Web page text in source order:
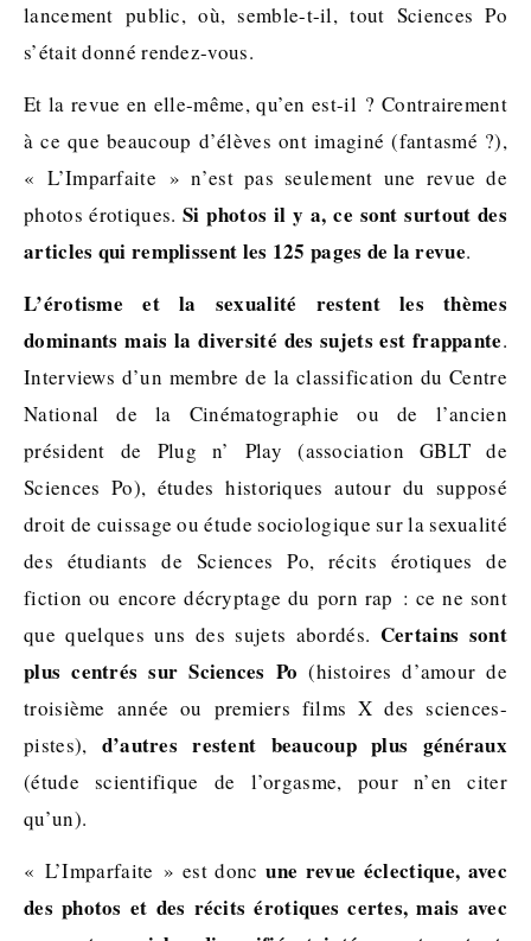
lancement public, où, semble-t-il, tout Sciences Po
s’était donné rendez-vous.
Et la revue en elle-même, qu’en est-il ? Contrairement
à ce que beaucoup d’élèves ont imaginé (fantasmé ?),
« L’Imparfaite » n’est pas seulement une revue de
photos érotiques.Si photos il y a, ce sont surtout des
articles qui remplissent les 125 pages de la revue.
L’érotisme et la sexualité restent les thèmes
dominants mais la diversité des sujets est frappante.
Interviews d’un membre de la classification du Centre
National de la Cinématographie ou de l’ancien
président de Plug n’ Play (association GBLT de
Sciences Po), études historiques autour du supposé
droit de cuissage ou étude sociologique sur la sexualité
des étudiants de Sciences Po, récits érotiques de
fiction ou encore décryptage du porn rap : ce ne sont
que quelques uns des sujets abordés. Certains sont
plus centrés sur Sciences Po (histoires d’amour de
troisième année ou premiers films X des sciences-
pistes), d’autres restent beaucoup plus généraux
(étude scientifique de l’orgasme, pour n’en citer
qu’un).
« L’Imparfaite » est doncune revue éclectique, avec
des photos et des récits érotiques certes, mais avec